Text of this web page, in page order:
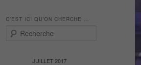
C’EST ICI QU’ON CHERCHE …
JUILLET 2017